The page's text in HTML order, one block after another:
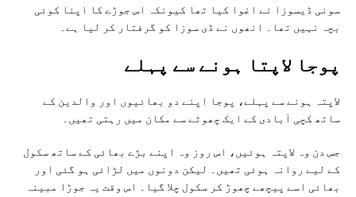
سونی ڈیسوزا نے اغوا کیا تھا کیونکہ اس جوڑے کا اپنا کوئی
بچہ نہیں تھا۔ انھوں نے ڈی سوزا کو گرفتار کر لیا ہے۔
پوجا لاپتا ہونے سے پہلے
لاپتہ ہونے سے پہلے، پوجا اپنے دو بھائیوں اور والدین کے
ساتھ کچی آبادی کے ایک چھوٹے سے مکان میں رہتی تھیں۔
جس دن وہ لاپتہ ہوئیں، اس روز وہ اپنے بڑے بھائی کے ساتھ سکول
کے لیے روانہ ہوئی تھیں۔ لیکن دونوں میں لڑائی ہو گئی اور
بھائی اسے پیچھے چھوڑ کر سکول چلا گیا۔ اس وقت یہ جوڑا مبینہ